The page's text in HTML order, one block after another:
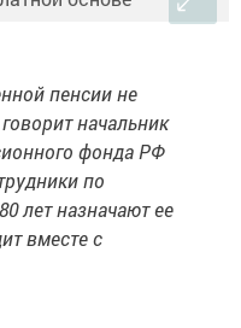
пенсии не
начальник
фонда РФ
по
лет назначают ее
вместе с